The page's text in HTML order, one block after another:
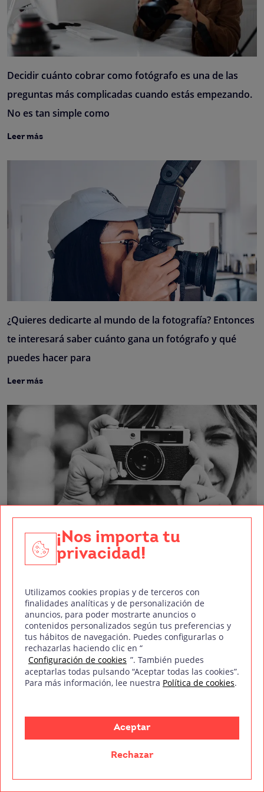
Decidir cuánto cobrar como fotógrafo es una de las
preguntas más complicadas cuando estás empezando.
No es tan simple como
Leer más
¿Quieres dedicarte al mundo de la fotografía? Entonces
te interesará saber cuánto gana un fotógrafo y qué
puedes hacer para
Leer más
En 2026, la oferta de cursos de fotografía online en
los perfiles,
Leer más
Tu pasión es contar historias. La nuestra, ayudarte a
¡Nos importa tu
privacidad!
Utilizamos cookies propias y de terceros con
finalidades analíticas y de personalización de
anuncios, para poder mostrarte anuncios o
contenidos personalizados según tus preferencias y
tus hábitos de navegación. Puedes configurarlas o
rechazarlas haciendo clic en “
Configuración de cookies ”. También puedes
aceptarlas todas pulsando “Aceptar todas las cookies”.
Para más información, lee nuestra Política de cookies.
Aceptar
Rechazar